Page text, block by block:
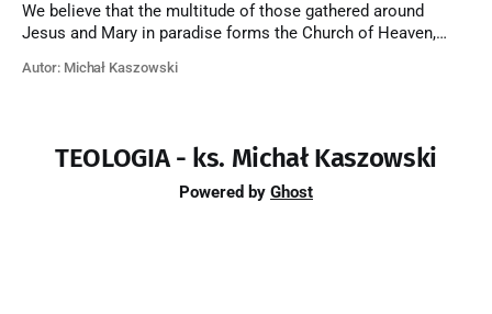
We believe that the multitude of those gathered around
Jesus and Mary in paradise forms the Church of Heaven,
they also, in different degrees, are associated with the holy
Autor: Michał Kaszowski
TEOLOGIA - ks. Michał Kaszowski
Powered by Ghost